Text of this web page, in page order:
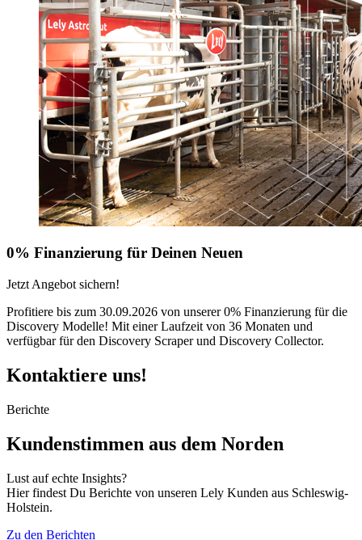
0% Finanzierung für Deinen Neuen
Jetzt Angebot sichern!
Profitiere bis zum 30.09.2026 von unserer 0% Finanzierung für die
Discovery Modelle! Mit einer Laufzeit von 36 Monaten und
verfügbar für den Discovery Scraper und Discovery Collector.
Kontaktiere uns!
Berichte
Kundenstimmen aus dem Norden
Lust auf echte Insights?
Hier findest Du Berichte von unseren Lely Kunden aus Schleswig-
Holstein.
Zu den Berichten